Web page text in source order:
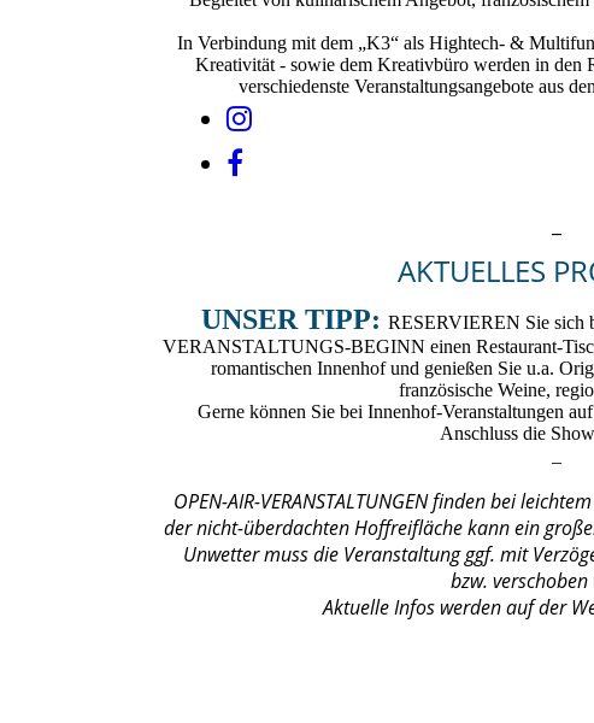
In Verbindung mit dem „K3“ als Hightech- &
Kreativität - sowie dem Kreativbüro werden in
verschiedenste Veranstaltungsangebote aus
AKTUELLES
UNSER TIPP: RESERVIEREN Sie sich
VERANSTALTUNGS-BEGINN einen Restaurant-
romantischen Innenhof und genießen Sie u.a.
französische Weine,
Gerne können Sie bei Innenhof-Veranstaltungen
Anschluss die
OPEN-AIR-VERANSTALTUNGEN finden bei
der nicht-überdachten Hoffreifläche kann ein
Unwetter muss die Veranstaltung ggf. mit
bzw. verschoben
Aktuelle Infos werden auf der